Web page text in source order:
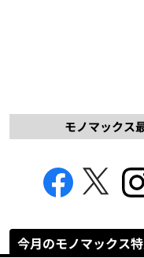
モノマックス
今月のモノマックス